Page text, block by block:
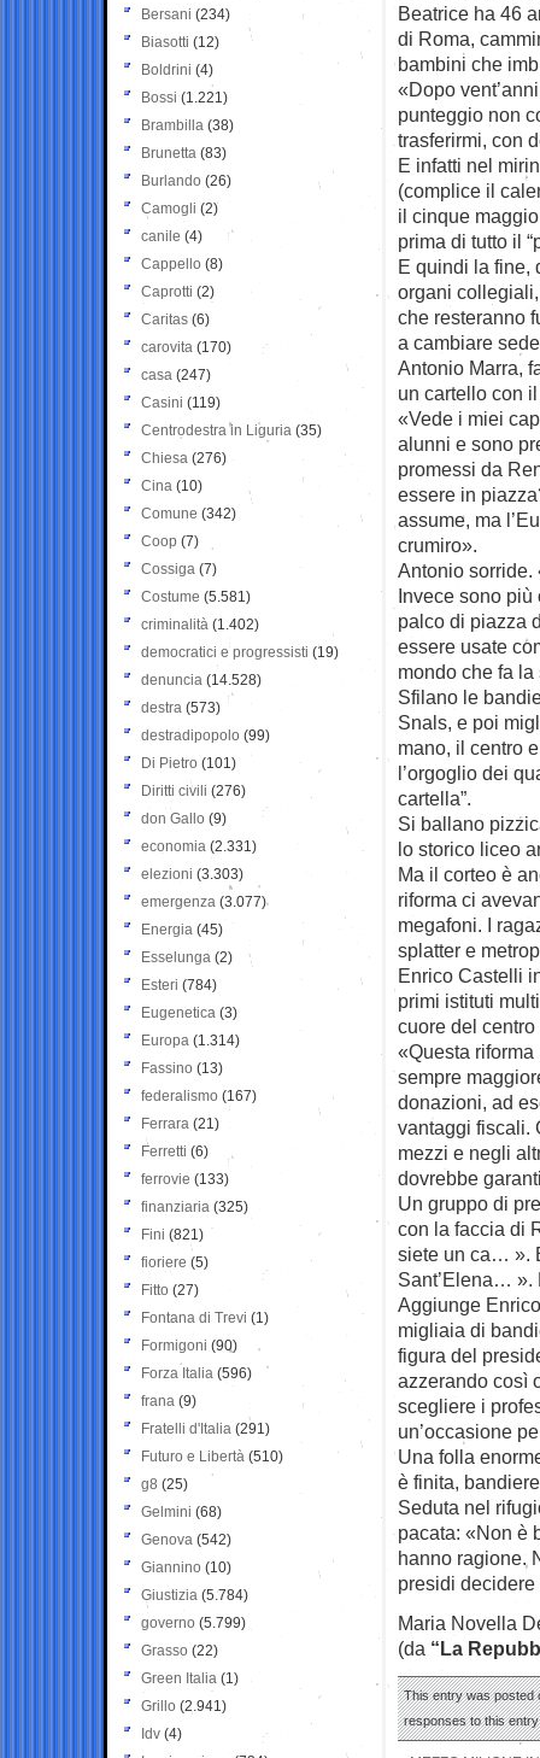
Beatrice ha 46
di Roma,
bambini che
«Dopo
punteggio non
trasferirmi, con
E infatti nel
(complice il
il cinque
prima di tutto il
E quindi la fine,
organi
che resteranno
a cambiare
Antonio Marra,
un cartello con
«Vede i miei
alunni e sono
promessi da
essere in
assume, ma
crumiro».
Antonio sorride.
Invece sono
palco di piazza
essere usate
mondo che fa
Sfilano le
Snals, e poi
mano, il centro
l’orgoglio dei
cartella”.
Si ballano
lo storico liceo
Ma il corteo è
riforma ci
megafoni. I
splatter e
Enrico Castelli
primi istituti
cuore del
«Questa
sempre
donazioni, ad
vantaggi fiscali.
mezzi e negli
dovrebbe
Un gruppo di
con la faccia di
siete un ca… ».
Sant’Elena… ».
Aggiunge
migliaia di
figura del
azzerando così
scegliere i
un’occasione
Una folla
è finita,
Seduta nel
pacata: «Non è
hanno ragione.
presidi
Maria Novella
(da “La
This entry was posted
responses to this
Bersani (234)
Biasotti (12)
Boldrini (4)
Bossi (1.221)
Brambilla (38)
Brunetta (83)
Burlando (26)
Camogli (2)
canile (4)
Cappello (8)
Caprotti (2)
Caritas (6)
carovita (170)
casa (247)
Casini (119)
Centrodestra in Liguria (35)
Chiesa (276)
Cina (10)
Comune (342)
Coop (7)
Cossiga (7)
Costume (5.581)
criminalità (1.402)
democratici e progressisti (19)
denuncia (14.528)
destra (573)
destradipopolo (99)
Di Pietro (101)
Diritti civili (276)
don Gallo (9)
economia (2.331)
elezioni (3.303)
emergenza (3.077)
Energia (45)
Esselunga (2)
Esteri (784)
Eugenetica (3)
Europa (1.314)
Fassino (13)
federalismo (167)
Ferrara (21)
Ferretti (6)
ferrovie (133)
finanziaria (325)
Fini (821)
fioriere (5)
Fitto (27)
Fontana di Trevi (1)
Formigoni (90)
Forza Italia (596)
frana (9)
Fratelli d'Italia (291)
Futuro e Libertà (510)
g8 (25)
Gelmini (68)
Genova (542)
Giannino (10)
Giustizia (5.784)
governo (5.799)
Grasso (22)
Green Italia (1)
Grillo (2.941)
Idv (4)